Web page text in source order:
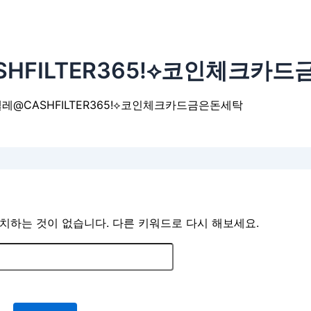
코인체크카드
@CASHFILTER365ǃ⟡코인체크카드금은돈세탁
하는 것이 없습니다. 다른 키워드로 다시 해보세요.